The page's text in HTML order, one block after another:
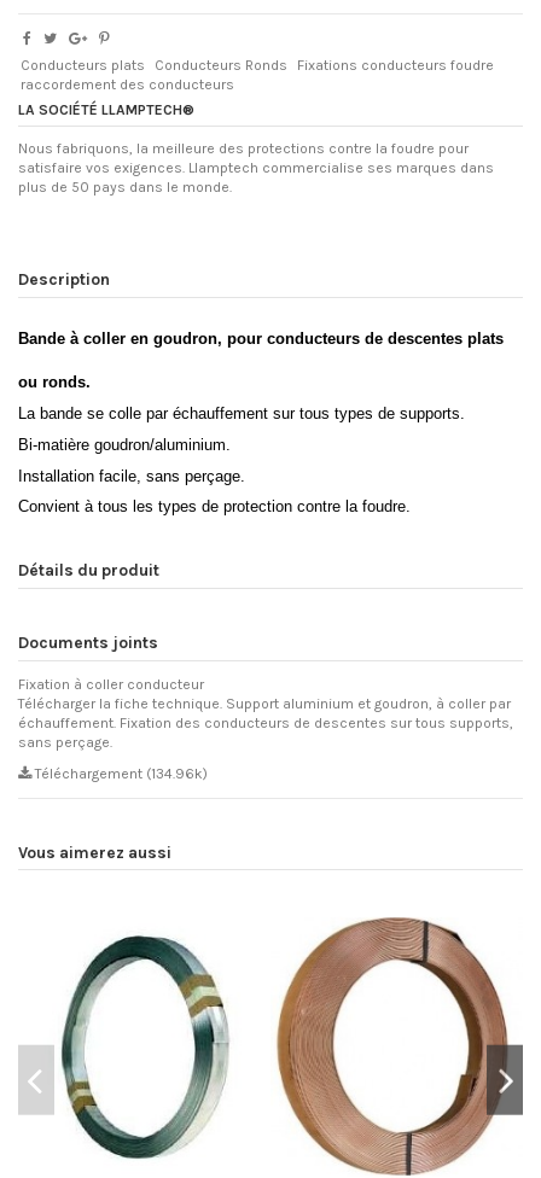
Conducteurs plats Conducteurs Ronds
Fixations conducteurs foudre
raccordement des conducteurs
LA SOCIÉTÉ LLAMPTECH®
Nous fabriquons, la meilleure des protections contre la foudre pour
satisfaire vos exigences. Llamptech commercialise ses marques dans
plus de 50 pays dans le monde.
Description
Bande à coller en goudron, pour conducteurs de descentes plats
ou ronds.
La bande se colle par échauffement sur tous types de supports.
Bi-matière goudron/aluminium.
Installation facile, sans perçage.
Convient à tous les types de protection contre la foudre.
Détails du produit
Documents joints
Fixation à coller conducteur
Télécharger la fiche technique. Support aluminium et goudron, à coller par
échauffement. Fixation des conducteurs de descentes sur tous supports,
sans perçage.
Téléchargement (134.96k)
Vous aimerez aussi